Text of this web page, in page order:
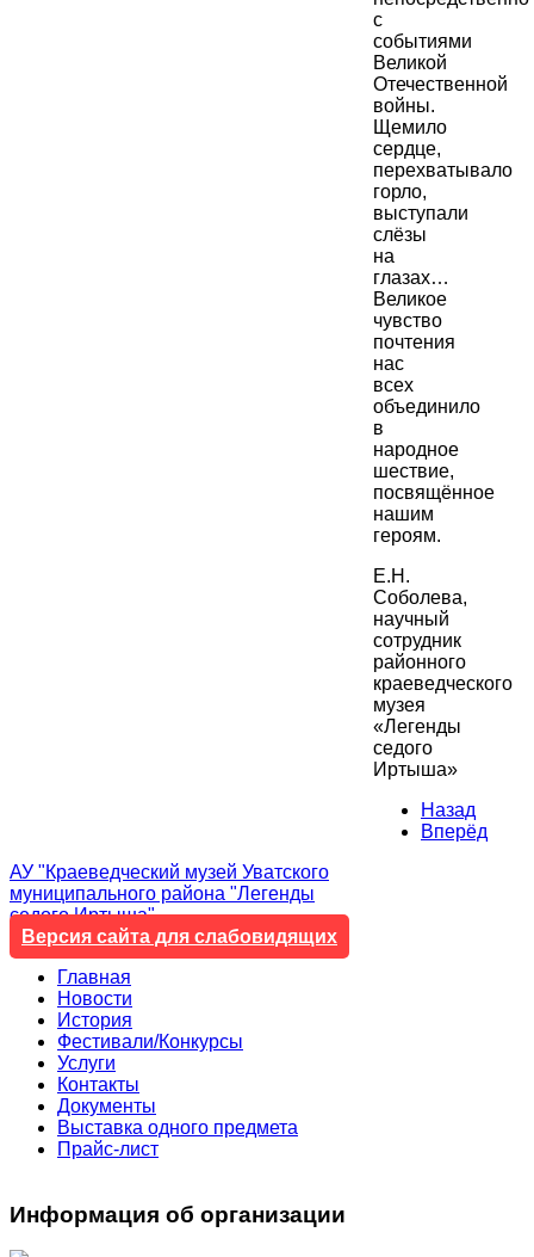
с
событиями
Великой
Отечественной
войны.
Щемило
сердце,
перехватывало
горло,
выступали
слёзы
на
глазах…
Великое
чувство
почтения
нас
всех
объединило
в
народное
шествие,
посвящённое
нашим
героям.
Е.Н.
Соболева,
научный
сотрудник
районного
краеведческого
музея
«Легенды
седого
Иртыша»
Назад
Вперёд
АУ "Краеведческий музей Уватского
муниципального района "Легенды
седого Иртыша"
Версия сайта для слабовидящих
Главная
Новости
История
Фестивали/Конкурсы
Услуги
Контакты
Документы
Выставка одного предмета
Прайс-лист
Информация об организации